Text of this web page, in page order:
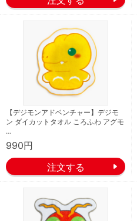
【デジモンアドベンチャー】デジモ
ン ダイカットタオル ころふわ アグモ
…
990円